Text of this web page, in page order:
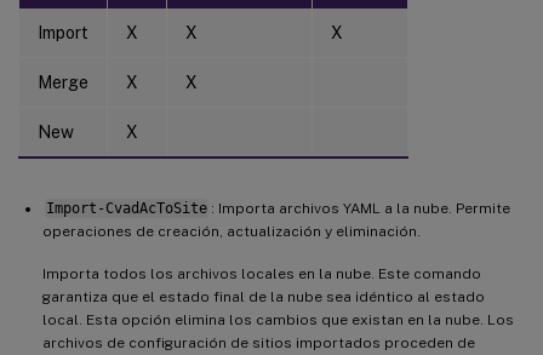
Import X X X
Merge X X
New X
Import-CvadAcToSite : Importa archivos YAML a la nube. Permite
operaciones de creación, actualización y eliminación.
Importa todos los archivos locales en la nube. Este comando
garantiza que el estado final de la nube sea idéntico al estado
local. Esta opción elimina los cambios que existan en la nube. Los
archivos de configuración de sitios importados proceden de